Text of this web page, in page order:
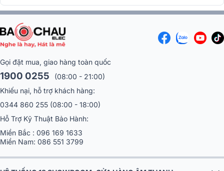
Micro sử dụng tần số sóng UHF với tín hiệu ổn định, giúp bạn có
được kết nối âm thanh không gián đoạn trong phạm vi lên tới 80m.
Gọi đặt mua, giao hàng toàn quốc
1900 0255
(08:00 - 21:00)
Khiếu nại, hỗ trợ khách hàng:
0344 860 255 (08:00 - 18:00)
Hỗ Trợ Kỹ Thuật Bảo Hành:
Miền Bắc : 096 169 1633
Miền Nam: 086 551 3799